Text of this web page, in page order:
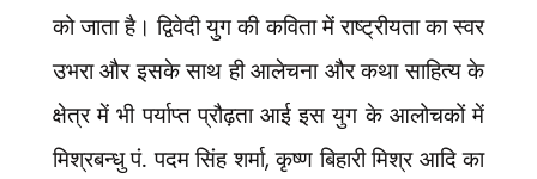
को जाता है। द्विवेदी युग की कविता में राष्ट्रीयता का स्वर
उभरा और इसके साथ ही आलेचना और कथा साहित्य के
क्षेत्र में भी पर्याप्त प्रौढ़ता आई इस युग के आलोचकों में
मिश्रबन्धु पं. पदम सिंह शर्मा,कृष्ण बिहारी मिश्र आदि का